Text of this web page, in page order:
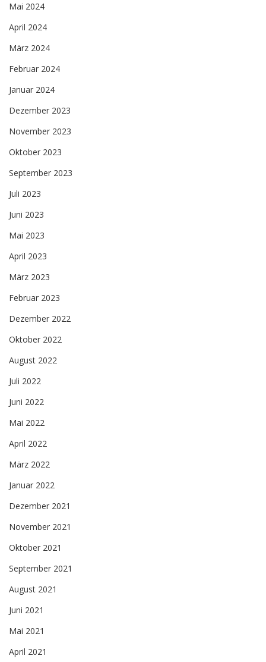
Mai 2024
April 2024
März 2024
Februar 2024
Januar 2024
Dezember 2023
November 2023
Oktober 2023
September 2023
Juli 2023
Juni 2023
Mai 2023
April 2023
März 2023
Februar 2023
Dezember 2022
Oktober 2022
August 2022
Juli 2022
Juni 2022
Mai 2022
April 2022
März 2022
Januar 2022
Dezember 2021
November 2021
Oktober 2021
September 2021
August 2021
Juni 2021
Mai 2021
April 2021